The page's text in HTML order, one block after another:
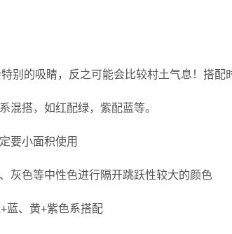
别的吸睛，反之可能会比较村土气息！搭配
混搭，如红配绿，紫配蓝等。
要小面积使用
灰色等中性色进行隔开跳跃性较大的颜色
蓝、黄+紫色系搭配